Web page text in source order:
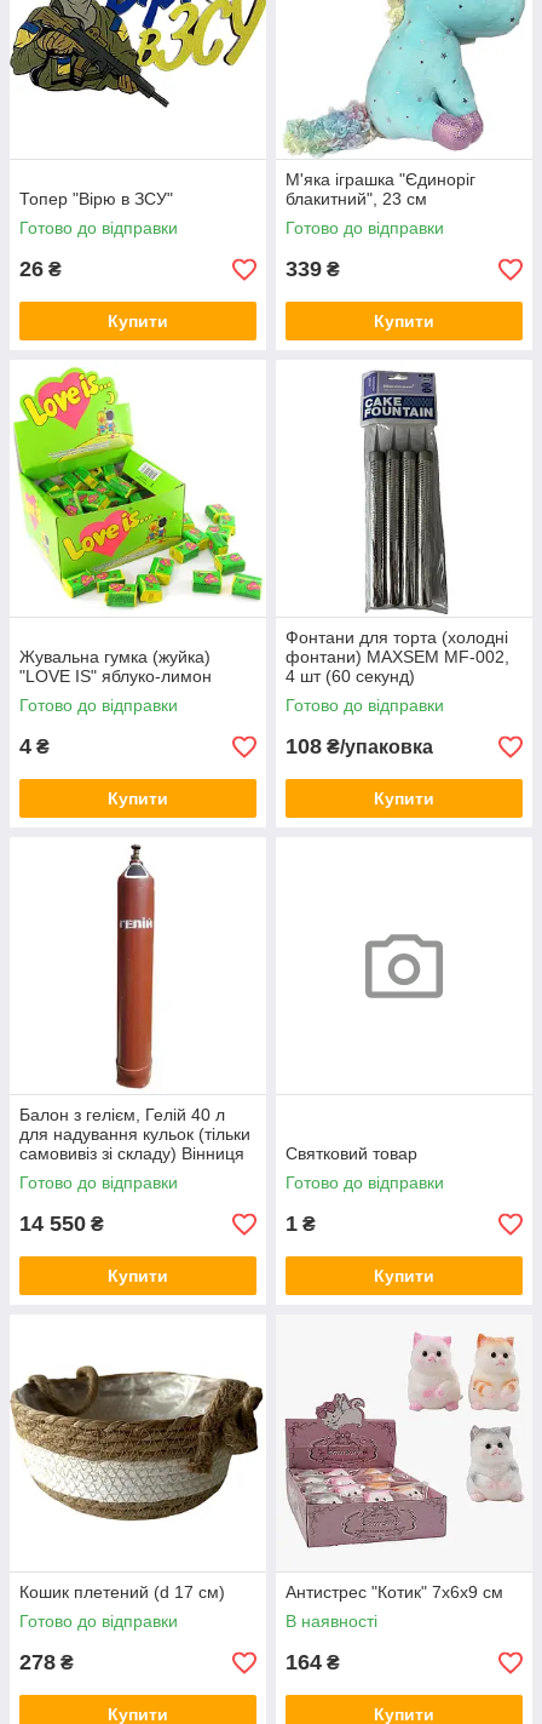
Топер "Вірю в ЗСУ"
Готово до відправки
26 ₴
Купити
М'яка іграшка "Єдиноріг
блакитний", 23 см
Готово до відправки
339 ₴
Купити
Жувальна гумка (жуйка)
"LOVE IS" яблуко-лимон
Готово до відправки
4 ₴
Купити
Фонтани для торта (холодні
фонтани) MAXSEM MF-002,
4 шт (60 секунд)
Готово до відправки
108 ₴/упаковка
Купити
Балон з гелієм, Гелій 40 л
для надування кульок (тільки
самовивіз зі складу) Вінниця
Готово до відправки
14 550 ₴
Купити
Святковий товар
Готово до відправки
1 ₴
Купити
Кошик плетений (d 17 см)
Готово до відправки
278 ₴
Купити
Антистрес "Котик" 7х6х9 см
В наявності
164 ₴
Купити